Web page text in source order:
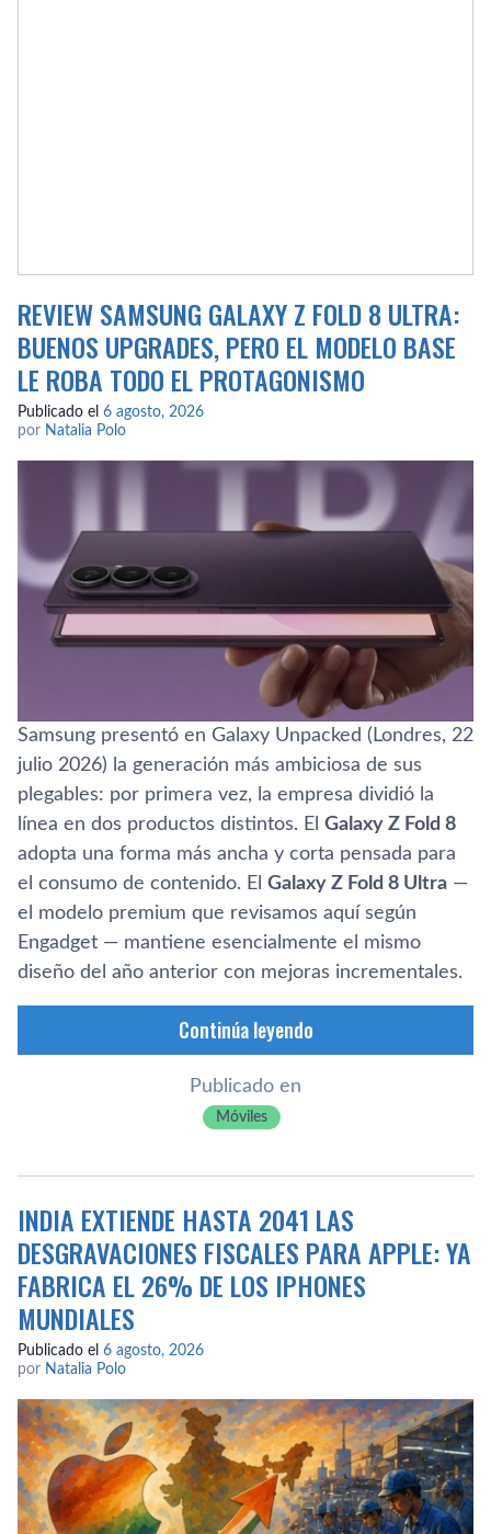
REVIEW SAMSUNG GALAXY Z FOLD 8 ULTRA:
BUENOS UPGRADES, PERO EL MODELO BASE
LE ROBA TODO EL PROTAGONISMO
Publicado el 6 agosto, 2026
por Natalia Polo
Samsung presentó en Galaxy Unpacked (Londres, 22
julio 2026) la generación más ambiciosa de sus
plegables: por primera vez, la empresa dividió la
línea en dos productos distintos. El Galaxy Z Fold 8
adopta una forma más ancha y corta pensada para
el consumo de contenido. El Galaxy Z Fold 8 Ultra —
el modelo premium que revisamos aquí según
Engadget — mantiene esencialmente el mismo
diseño del año anterior con mejoras incrementales.
Continúa leyendo
Publicado en
Móviles
INDIA EXTIENDE HASTA 2041 LAS
DESGRAVACIONES FISCALES PARA APPLE: YA
FABRICA EL 26% DE LOS IPHONES
MUNDIALES
Publicado el 6 agosto, 2026
por Natalia Polo